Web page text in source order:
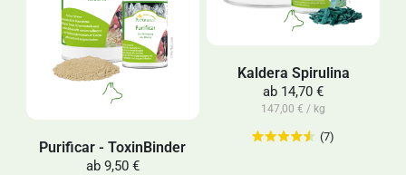
Purificar - ToxinBinder
ab9,50 €
Kaldera Spirulina
ab 14,70 €
147,00 € / kg
(7)